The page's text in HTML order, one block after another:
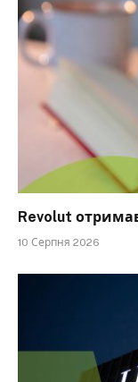
Revolut
10 Серпня 2026